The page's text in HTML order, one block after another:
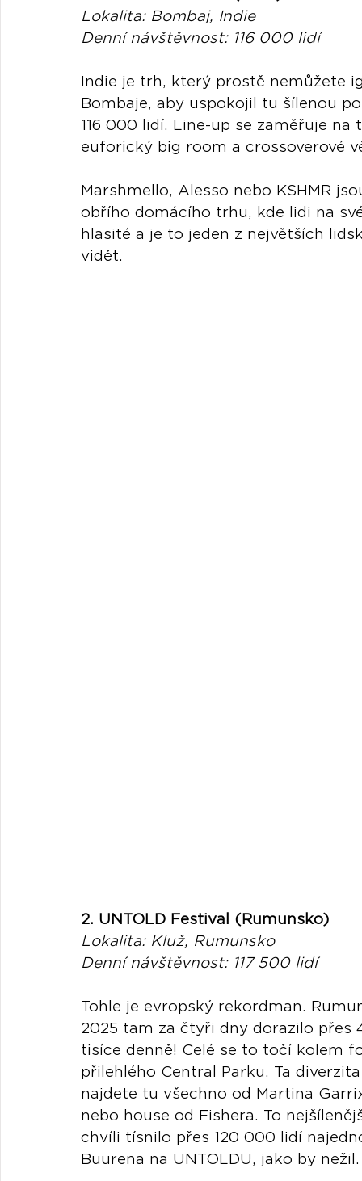
Lokalita: Bombaj, Indie
Denní návštěvnost: 116 000 lidí
Indie je trh, který prostě nemůžete
Bombaje, aby uspokojil tu šílenou
116 000 lidí. Line-up se zaměřuje
euforický big room a crossoverové
Marshmello, Alesso nebo KSHMR
obřího domácího trhu, kde lidi na
hlasité a je to jeden z největších
vidět.
2. UNTOLD Festival (Rumunsko)
Lokalita: Kluž, Rumunsko
Denní návštěvnost: 117 500 lidí
Tohle je evropský rekordman.
2025 tam za čtyři dny dorazilo přes
tisíce denně! Celé se to točí kolem
přilehlého Central Parku. Ta
najdete tu všechno od Martina
nebo house od Fishera. To
chvíli tísnilo přes 120 000 lidí
Buurena na UNTOLDU, jako by nežil.